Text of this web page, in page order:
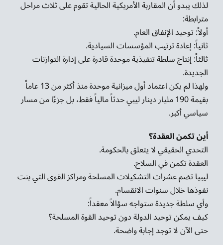
لذلك يبدو أن المقاربة الأمريكية الحالية تقوم على ثلاث مراحل
مترابطة:
أولاً: توحيد الإنفاق العام.
ثانياً: إعادة ترتيب المؤسسات السيادية.
ثالثاً: إنتاج سلطة تنفيذية موحدة قادرة على إدارة التوازنات
الجديدة.
ولهذا لم يكن اعتماد أول ميزانية موحدة منذ أكثر من 13 عاماً
بقيمة 190 مليار دينار ليبي حدثاً مالياً فقط، بل جزءًا من مسار
سياسي أكبر.
أين تكمن العقدة؟
التحدي الحقيقي لا يتعلق بالحكومة.
العقدة تكمن في السلاح.
ليبيا تضم عشرات التشكيلات المسلحة ومراكز القوى التي بنت
نفوذها خلال سنوات الانقسام.
وأي سلطة جديدة ستواجه سؤالاً معقداً:
كيف يمكن توحيد الدولة دون توحيد القوة المسلحة؟
حتى الآن لا توجد إجابة واضحة.